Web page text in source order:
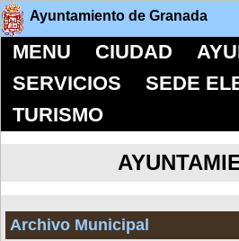
Ayuntamiento de Granada
MENU CIUDAD
SERVICIOS
SEDE
TURISMO
Archivo Municipal